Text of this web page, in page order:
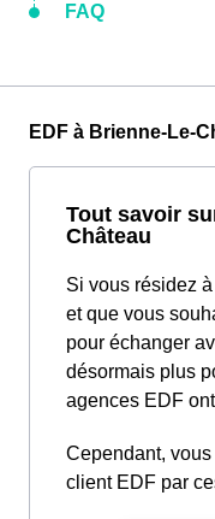
FAQ
EDF à Brienne-Le-
Tout savoir
Château
Si vous résidez
et que vous
pour échanger
désormais plus
agences EDF
Cependant,
client EDF par